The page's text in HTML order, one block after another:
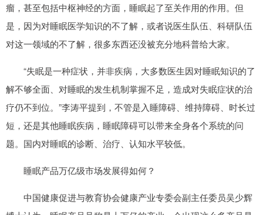
瘤，甚至包括中枢神经的方面，睡眠起了至关作用的作用。但
是，因为对睡眠医学知识的不了解，或者说医生队伍、科研队伍
对这一领域的不了解，很多东西还没被充分地科普给大家。
“失眠是一种症状，并非疾病，大多数医生因对睡眠知识的了
解不够全面、对睡眠的发生机制掌握不足，造成对失眠症状的治
疗仍不到位。”李涛平提到，不管是入睡障碍、维持障碍、时长过
短，还是其他睡眠疾病，睡眠障碍可以带来全身各个系统的问
题。国内对睡眠的诊断、治疗、认知水平较低。
睡眠产品万亿级市场发展得如何？
中国健康促进与教育协会健康产业专委会副主任委员吴少辉